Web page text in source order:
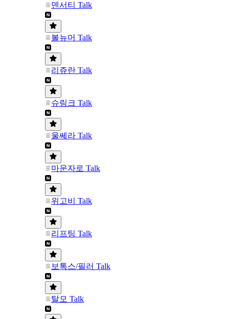
덴서티 Talk
볼뉴머 Talk
리쥬란 Talk
슈링크 Talk
울쎄라 Talk
마운자로 Talk
위고비 Talk
리프팅 Talk
보톡스/필러 Talk
탈모 Talk